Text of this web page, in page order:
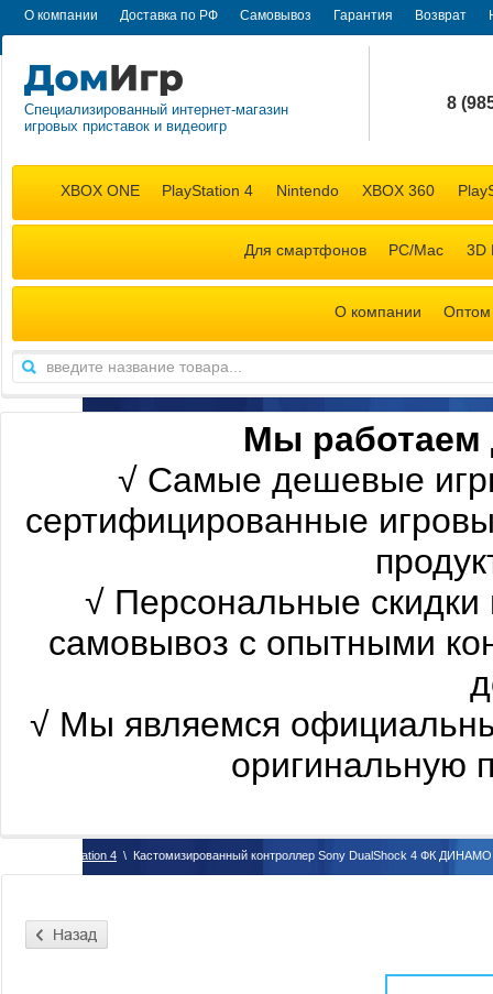
О компании Доставка по РФ Самовывоз Гарантия Возврат
Специализированный интернет-магазин
игровых приставок и видеоигр
8
+7
XBOX ONE PlayStation 4 Nintendo XBOX 360
Для смартфонов PC/Mac 3D
О компании Оптом
Мы работаем
√ Самые дешевые
сертифицированные
√ Персональные
самовывоз с опытными
√ Мы являемся
оригинальную
PlayStation 4 \ Кастомизированный контроллер Sony DualShock 4 ФК